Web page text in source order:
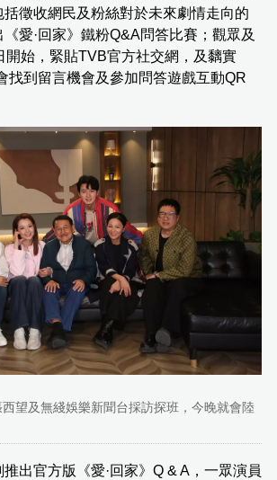
徵收網民及粉絲對於未來劇情走向的
愛·回家》鐵粉Q&A問答比賽；觀眾及
開始，緊貼TVB官方社交網，及黐實
找到留言機會及參加問答遊戲互動QR
望及無綫娛樂新聞台採訪探班，今晚就會陸
出官方版《愛·回家》Q & A，一眾演員